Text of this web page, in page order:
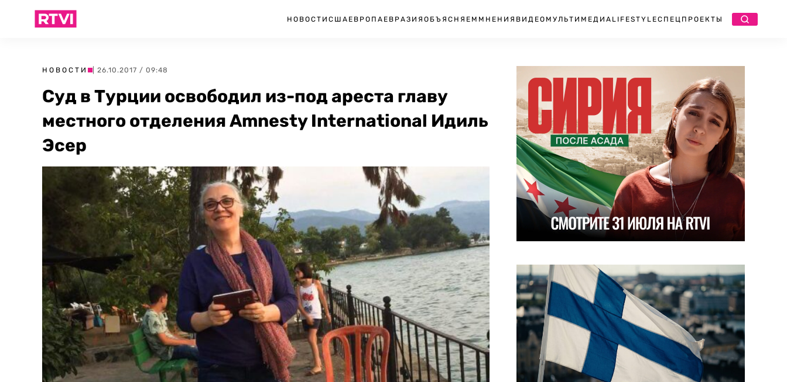
НОВОСТИ США ЕВРОПА ЕВРАЗИЯ ОБЪЯСНЯЕМ МНЕНИЯ ВИДЕО МУЛЬТИМЕДИА LIFESTYLEСПЕЦПРОЕКТЫ
НОВОСТИ | 26.10.2017 / 09:48
Суд в Турции освободил из-под ареста главу
местного отделения Amnesty International Идиль
Эсер